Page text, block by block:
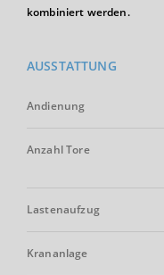
kombiniert werden.
AUSSTATTUNG
Andienung
Anzahl Tore
Lastenaufzug
Krananlage